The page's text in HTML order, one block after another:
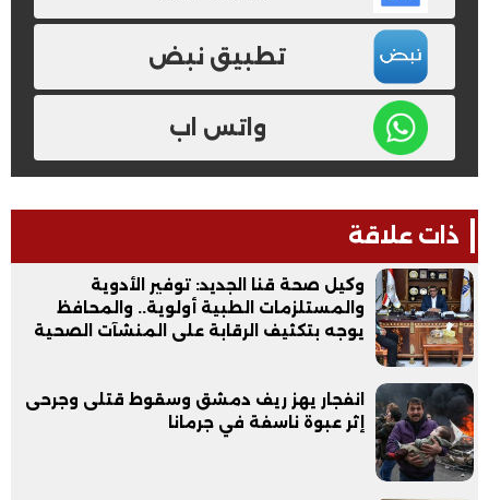
تطبيق نبض
واتس اب
ذات علاقة
وكيل صحة قنا الجديد: توفير الأدوية
والمستلزمات الطبية أولوية.. والمحافظ
يوجه بتكثيف الرقابة على المنشآت الصحية
انفجار يهز ريف دمشق وسقوط قتلى وجرحى
إثر عبوة ناسفة في جرمانا